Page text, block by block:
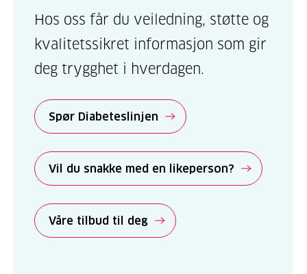
Hos oss får du veiledning, støtte og
kvalitetssikret informasjon som gir
deg trygghet i hverdagen.
Spør Diabeteslinjen
Vil du snakke med en likeperson?
Våre tilbud til deg